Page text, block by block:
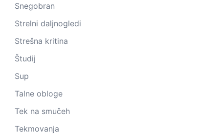
Snegobran
Strelni daljnogledi
Strešna kritina
Študij
Sup
Talne obloge
Tek na smučeh
Tekmovanja